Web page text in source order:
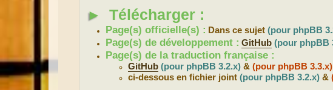
► Télécharger :
Page(s) officielle(s) : Dans ce sujet(pour phpBB
Page(s) de développement : GitHub (pour phpBB
Page(s) de la traduction française :
GitHub (pour phpBB 3.2.x) &(pour phpBB 3.3.x)
ci-dessous en fichier joint(pour phpBB 3.2.x) &